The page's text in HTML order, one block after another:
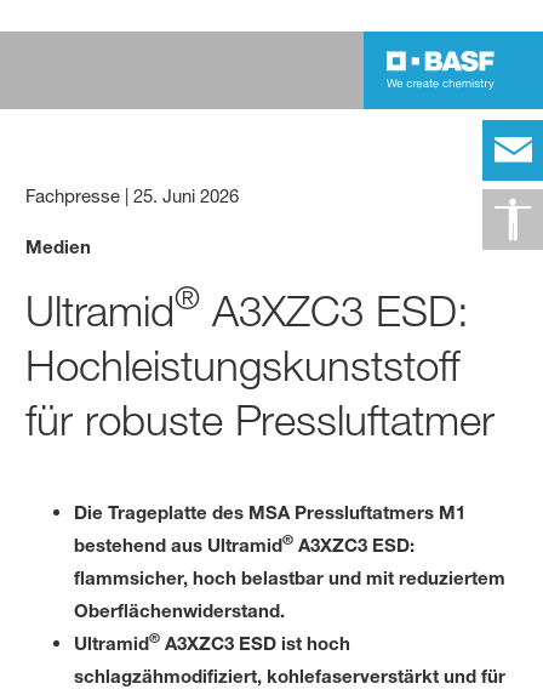
Fachpresse |25. Juni 2026
Medien
Ultramid® A3XZC3 ESD:
Hochleistungskunststoff
für robuste Pressluftatmer
Die Trageplatte des MSA Pressluftatmers M1
bestehend aus Ultramid® A3XZC3 ESD:
flammsicher, hoch belastbar und mit reduziertem
Oberflächenwiderstand.
Ultramid® A3XZC3 ESD ist hoch
schlagzähmodifiziert, kohlefaserverstärkt und für